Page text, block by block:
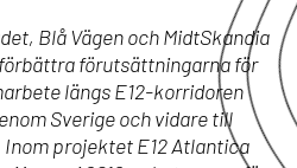
Blå Vägen och MidtSkandia
förutsättningarna för
längs E12-korridoren
Sverige och vidare till
projektet E12 Atlantica